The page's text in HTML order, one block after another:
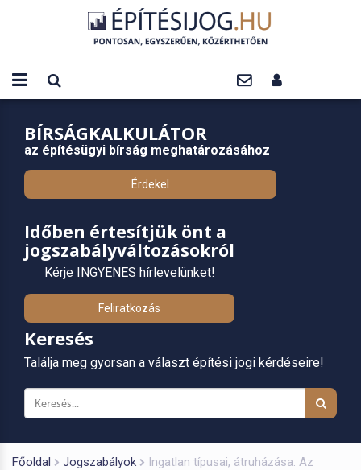
BÍRSÁGKALKULÁTOR
az építésügyi bírság meghatározásához
Érdekel
Időben értesítjük önt a
jogszabályváltozásokról
Kérje INGYENES hírlevelünket!
Feliratkozás
Keresés
Találja meg gyorsan a választ építési jogi kérdéseire!
Főoldal Jogszabályok
Ingatlan típusai, átruházása. Az